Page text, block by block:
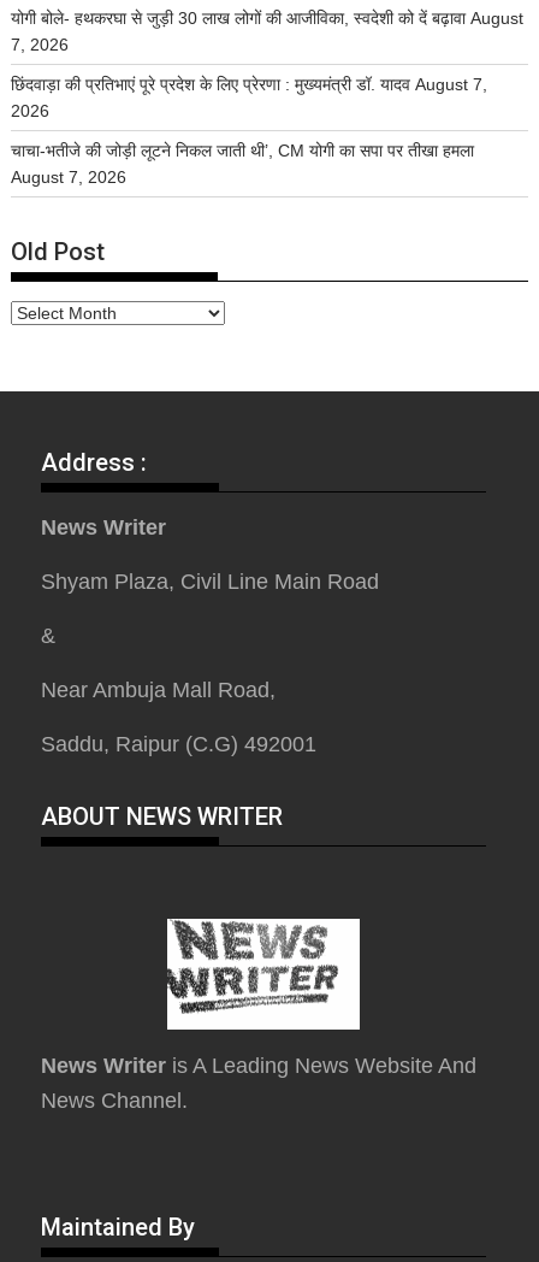
योगी बोले- हथकरघा से जुड़ी 30 लाख लोगों की आजीविका, स्वदेशी को दें बढ़ावा August
7, 2026
छिंदवाड़ा की प्रतिभाएं पूरे प्रदेश के लिए प्रेरणा : मुख्यमंत्री डॉ. यादव August 7,
2026
चाचा-भतीजे की जोड़ी लूटने निकल जाती थी’, CM योगी का सपा पर तीखा हमला
August 7, 2026
Old Post
Old
Address :
News Writer
Shyam Plaza, Civil Line Main Road
&
Near Ambuja Mall Road,
Saddu, Raipur (C.G) 492001
ABOUT NEWS WRITER
News Writer is A Leading News Website And
News Channel.
Maintained By